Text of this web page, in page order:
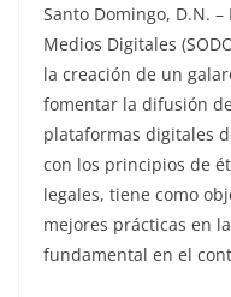
Santo Domingo, D.N.
Medios Digitales
la creación de un
fomentar la difusión
plataformas digitales
con los principios de
legales, tiene como
mejores prácticas en
fundamental en el